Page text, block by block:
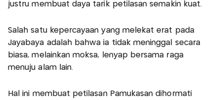
justru membuat daya tarik petilasan semakin kuat.
Salah satu kepercayaan yang melekat erat pada
Jayabaya adalah bahwa ia tidak meninggal secara
biasa, melainkan moksa, lenyap bersama raga
menuju alam lain.
Hal ini membuat petilasan Pamukasan dihormati